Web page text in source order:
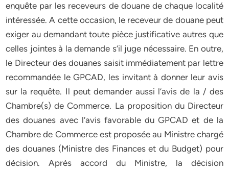
enquête par les receveurs de douane de chaque localité
intéressée. A cette occasion, le receveur de douane peut
exiger au demandant toute pièce justificative autres que
celles jointes à la demande s’il juge nécessaire. En outre,
le Directeur des douanes saisit immédiatement par lettre
recommandée le GPCAD, les invitant à donner leur avis
sur la requête. Il peut demander aussi l’avis de la / des
Chambre(s) de Commerce. La proposition du Directeur
des douanes avec l’avis favorable du GPCAD et de la
Chambre de Commerce est proposée au Ministre chargé
des douanes (Ministre des Finances et du Budget) pour
décision. Après accord du Ministre, la décision